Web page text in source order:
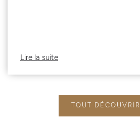
Lire la suite
TOUT DÉCOUVRIR